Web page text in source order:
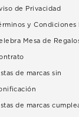
de Privacidad
y Condiciones
Mesa de
de marcas sin
de marcas